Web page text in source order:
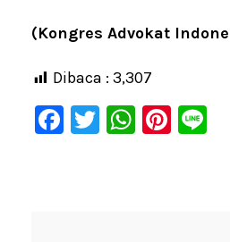
(Kongres Advokat
Dibaca : 3,307
F
T
W Pi